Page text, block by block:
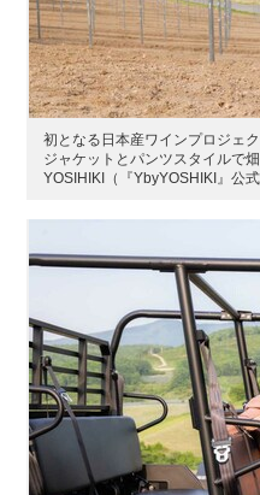
初となる日本産ワインプロジェ
ジャケットとパンツスタイルで
YOSIHIKI（『YbyYOSHIKI』公式